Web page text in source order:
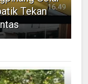
Tekan